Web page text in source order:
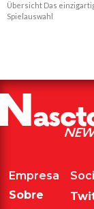
Übersicht Das
Spielauswahl
Empresa
Sobre